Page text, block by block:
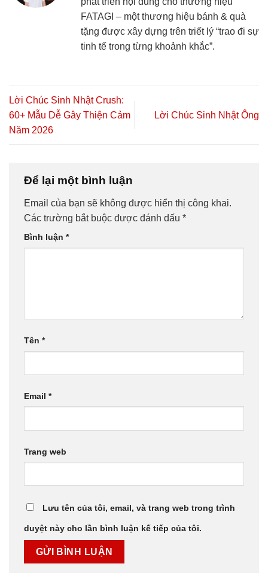
FATAGI – một thương hiệu bánh & quà
tặng được xây dựng trên triết lý “trao đi sự
tinh tế trong từng khoảnh khắc”.
Lời Chúc Sinh Nhật Crush:
60+ Mẫu Dễ Gây Thiện Cảm
Năm 2026
Lời Chúc Sinh Nhật Ông
Để lại một bình luận
Email của bạn sẽ không được hiển thị công khai.
Các trường bắt buộc được đánh dấu *
Bình luận *
Tên *
Email *
Trang web
Lưu tên của tôi, email, và trang web trong trình
duyệt này cho lần bình luận kế tiếp của tôi.